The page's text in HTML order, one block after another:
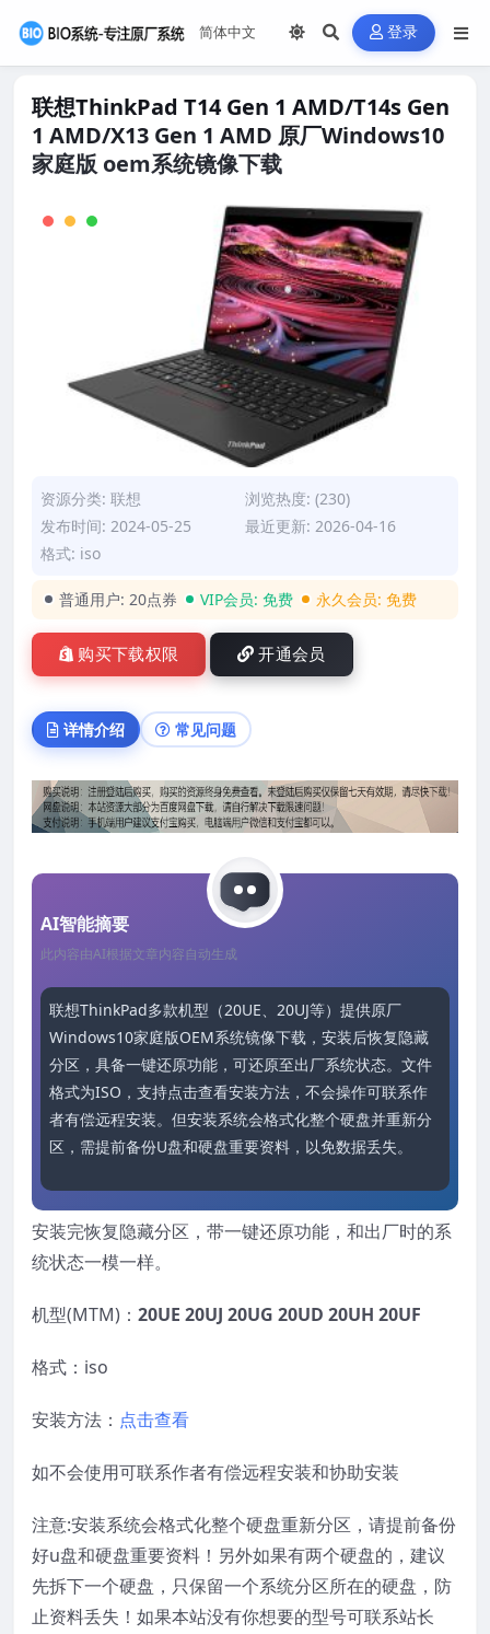
登录
联想ThinkPad T14 Gen 1 AMD/T14s Gen
1 AMD/X13 Gen 1 AMD 原厂Windows10
家庭版 oem系统镜像下载
资源分类: 联想
浏览热度: (230)
发布时间: 2024-05-25
最近更新: 2026-04-16
格式: iso
普通用户: 20点券 VIP会员: 免费 永久会员: 免费
购买下载权限 开通会员
详情介绍 常见问题
AI智能摘要
此内容由AI根据文章内容自动生成
联想ThinkPad多款机型（20UE、20UJ等）提供原厂
Windows10家庭版OEM系统镜像下载，安装后恢复隐藏
分区，具备一键还原功能，可还原至出厂系统状态。文件
格式为ISO，支持点击查看安装方法，不会操作可联系作
者有偿远程安装。但安装系统会格式化整个硬盘并重新分
区，需提前备份U盘和硬盘重要资料，以免数据丢失。
安装完恢复隐藏分区，带一键还原功能，和出厂时的系
统状态一模一样。
机型(MTM)： 20UE 20UJ 20UG 20UD 20UH 20UF
格式：iso
安装方法： 点击查看
如不会使用可联系作者有偿远程安装和协助安装
注意:安装系统会格式化整个硬盘重新分区，请提前备份
好u盘和硬盘重要资料！另外如果有两个硬盘的，建议
先拆下一个硬盘，只保留一个系统分区所在的硬盘，防
止资料丢失！如果本站没有你想要的型号可联系站长